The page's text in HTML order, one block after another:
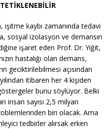
işitme kaybı zamanında tedavi
sosyal izolasyon ve demansın
işaret eden Prof. Dr. Yiğit,
hastalığı olan demans,
geciktirilebilmesi açısından
itibaren her 4 kişiden
bunu söylüyor. Belki
insan sayısı 2,5 milyarı
biri olacak. Ama
tedbirler alırsak erken